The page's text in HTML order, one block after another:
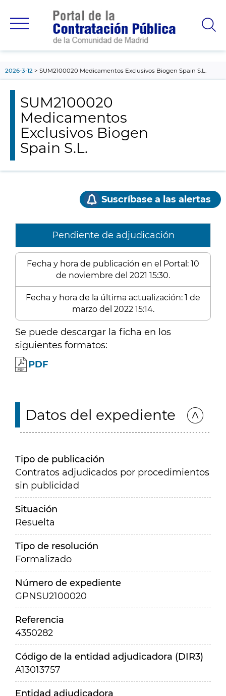
principal
2026-3-12 SUM2100020 Medicamentos Exclusivos Biogen Spain S.L.
SUM2100020
Medicamentos
Exclusivos Biogen
Spain S.L.
Suscríbase a las alertas
Pendiente de adjudicación
Fecha y hora de publicación en el Portal: 10
de noviembre del 2021 15:30.
Fecha y hora de la última actualización: 1 de
marzo del 2022 15:14.
Se puede descargar la ficha en los
siguientes formatos:
PDF
Datos del expediente
Tipo de publicación
Contratos adjudicados por procedimientos
sin publicidad
Situación
Resuelta
Tipo de resolución
Formalizado
Número de expediente
GPNSU2100020
Referencia
4350282
Código de la entidad adjudicadora (DIR3)
A13013757
Entidad adjudicadora